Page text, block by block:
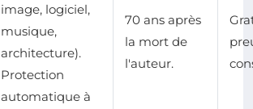
image, logiciel,
musique,
architecture).
Protection
automatique à
70 ans après
la mort de
l'auteur.